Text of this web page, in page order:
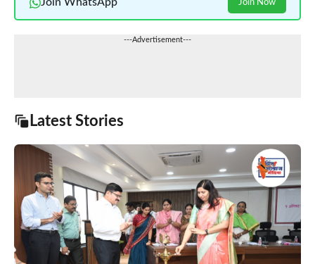
Join Now
---Advertisement---
Latest Stories